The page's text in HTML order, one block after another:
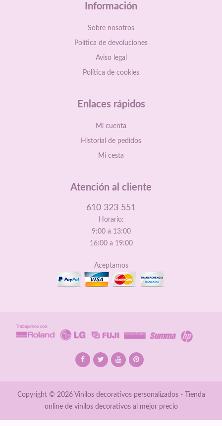
Información
Sobre nosotros
Política de devoluciones
Aviso legal
Política de cookies
Enlaces rápidos
Mi cuenta
Historial de pedidos
Mi cesta
Atención al cliente
610 323 551
Horario:
9:00 a 13:00
16:00 a 19:00
Aceptamos
Copyright © 2026 Vinilos decorativos personalizados - Tienda
online de vinilos decorativos al mejor precio